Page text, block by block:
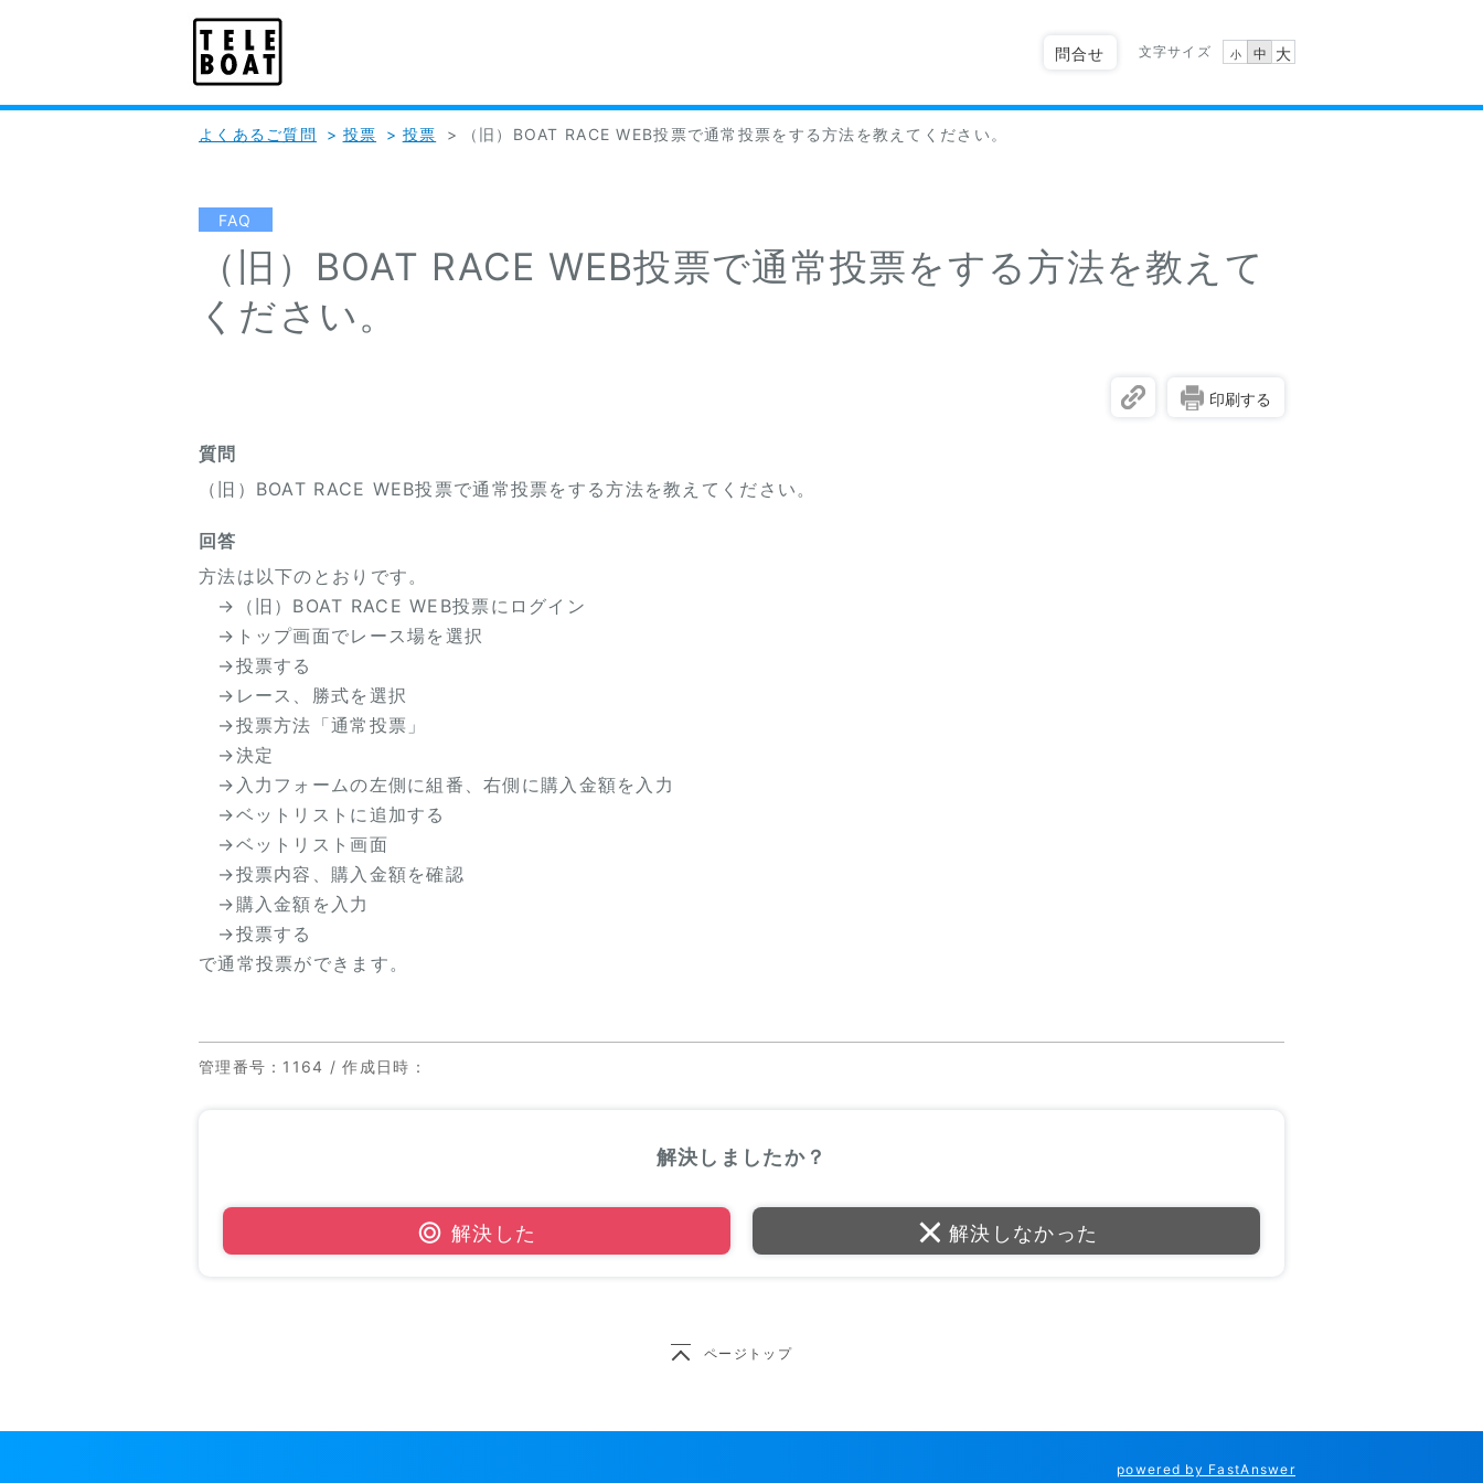
問合せ 文字サイズ 小 中 大
よくあるご質問 > 投票 > 投票 > （旧）BOAT RACE WEB投票で通常投票をする方法を教えてください。
FAQ
（旧）BOAT RACE WEB投票で通常投票をする方法を教えて
ください。
印刷する
質問
（旧）BOAT RACE WEB投票で通常投票をする方法を教えてください。
回答
方法は以下のとおりです。
→（旧）BOAT RACE WEB投票にログイン
→トップ画面でレース場を選択
→投票する
→レース、勝式を選択
→投票方法「通常投票」
→決定
→入力フォームの左側に組番、右側に購入金額を入力
→ベットリストに追加する
→ベットリスト画面
→投票内容、購入金額を確認
→購入金額を入力
→投票する
で通常投票ができます。
管理番号 ：1164 /作成日時 ：
解決しましたか？
解決した 解決しなかった
ページトップ
powered by FastAnswer